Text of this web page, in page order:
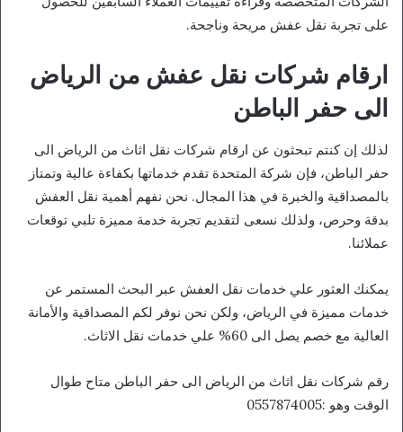
على تجربة نقل عفش مريحة وناجحة.
ارقام شركات نقل عفش من الرياض
الى حفر الباطن
لذلك إن كنتم تبحثون عن ارقام شركات نقل اثاث من الرياض الى
حفر الباطن، فإن شركة المتحدة تقدم خدماتها بكفاءة عالية وتمتاز
بالمصداقية والخبرة في هذا المجال. نحن نفهم أهمية نقل العفش
بدقة وحرص، ولذلك نسعى لتقديم تجربة خدمة مميزة تلبي توقعات
عملائنا.
يمكنك العثور علي خدمات نقل العفش عبر البحث المستمر عن
خدمات مميزة في الرياض، ولكن نحن نوفر لكم المصداقية والأمانة
العالية مع خصم يصل الى 60% علي خدمات نقل الاثاث.
رقم شركات نقل اثاث من الرياض الى حفر الباطن متاح طوال
الوقت وهو :0557874005